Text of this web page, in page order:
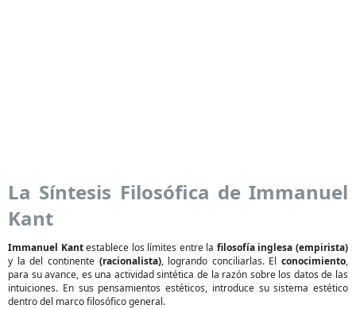
La Síntesis Filosófica de Immanuel
Kant
Immanuel Kantestablece los límites entre la filosofía inglesa (empirista)
y la del continente (racionalista), logrando conciliarlas. El conocimiento,
para su avance, es una actividad sintética de la razón sobre los datos de las
intuiciones. En sus pensamientos estéticos, introduce su sistema estético
dentro del marco filosófico general.